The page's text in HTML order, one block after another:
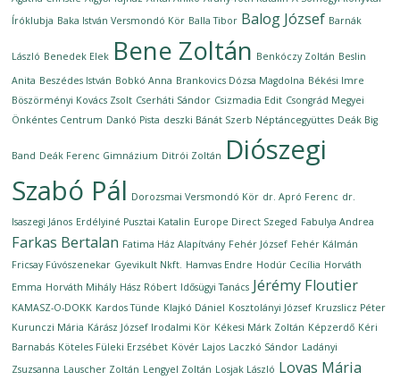
Íróklubja Baka István Versmondó Kör Balla Tibor Balog József Barnák
László Benedek Elek Bene Zoltán Benkóczy Zoltán Beslin
Anita Beszédes István Bobkó Anna Brankovics Dózsa Magdolna Békési Imre
Böszörményi Kovács Zsolt Cserháti Sándor Csizmadia Edit Csongrád Megyei
Önkéntes Centrum Dankó Pista deszki Bánát Szerb Néptáncegyüttes Deák Big
Band Deák Ferenc Gimnázium Ditrói Zoltán Diószegi
Szabó Pál Dorozsmai Versmondó Kör dr. Apró Ferenc dr.
Isaszegi János Erdélyiné Pusztai Katalin Europe Direct Szeged Fabulya Andrea
Farkas Bertalan Fatima Ház Alapítvány Fehér József Fehér Kálmán
Fricsay Fúvószenekar Gyevikult Nkft. Hamvas Endre Hodúr Cecília Horváth
Emma Horváth Mihály Hász Róbert Idősügyi Tanács Jérémy Floutier
KAMASZ-O-DOKK Kardos Tünde Klajkó Dániel Kosztolányi József Kruzslicz Péter
Kurunczi Mária Kárász József Irodalmi Kör Kékesi Márk Zoltán Képzerdő Kéri
Barnabás Köteles Füleki Erzsébet Kövér Lajos Laczkó Sándor Ladányi
Zsuzsanna Lauscher Zoltán Lengyel Zoltán Losjak László Lovas Mária